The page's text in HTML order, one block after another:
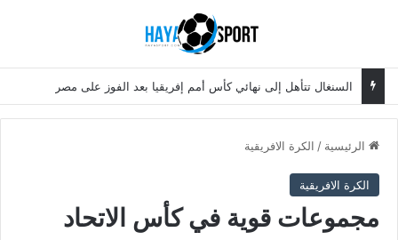
السنغال تتأهل إلى نهائي كأس أمم إفريقيا بعد الفوز على مصر
الرئيسية / الكرة الافريقية
الكرة الافريقية
مجموعات قوية في كأس الاتحاد